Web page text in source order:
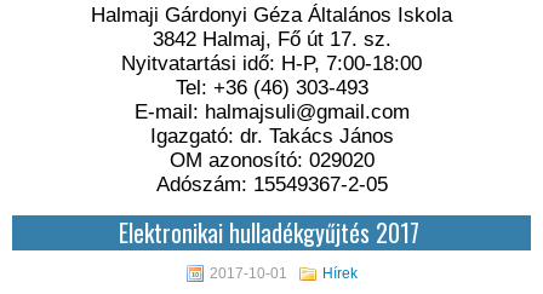
Halmaji Gárdonyi Géza Általános Iskola
3842 Halmaj, Fő út 17. sz.
Nyitvatartási idő: H-P, 7:00-18:00
Tel: +36 (46) 303-493
E-mail: halmajsuli@gmail.com
Igazgató: dr. Takács János
OM azonosító: 029020
Adószám: 15549367-2-05
Elektronikai hulladékgyűjtés 2017
2017-10-01 Hírek